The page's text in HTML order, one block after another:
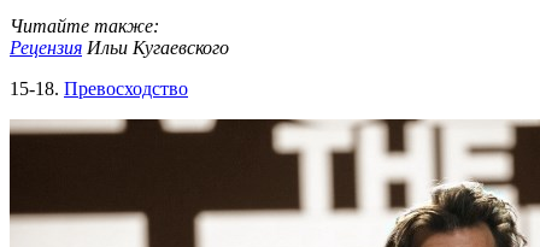
Читайте также:
Рецензия Ильи Кугаевского
15-18. Превосходство